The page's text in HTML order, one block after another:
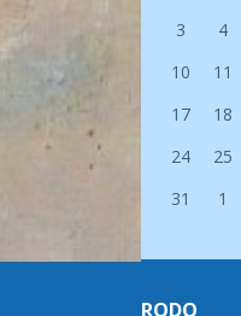
3
4
10
11
17
18
24
25
31
1
RODO